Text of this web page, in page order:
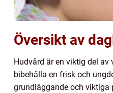
Översikt av
Hudvård är en viktig del
bibehålla en frisk och
grundläggande och viktiga